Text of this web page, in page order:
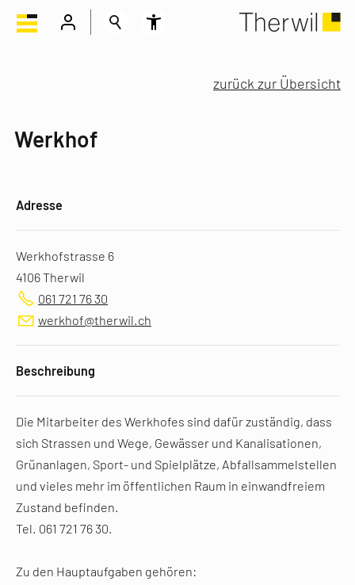
zurück zur Übersicht
Werkhof
Adresse
Werkhofstrasse 6
4106 Therwil
061 721 76 30
werkhof@therwil.ch
Beschreibung
Die Mitarbeiter des Werkhofes sind dafür zuständig, dass
sich Strassen und Wege, Gewässer und Kanalisationen,
Grünanlagen, Sport- und Spielplätze, Abfallsammelstellen
und vieles mehr im öffentlichen Raum in einwandfreiem
Zustand befinden.
Tel. 061 721 76 30.
Zu den Hauptaufgaben gehören: